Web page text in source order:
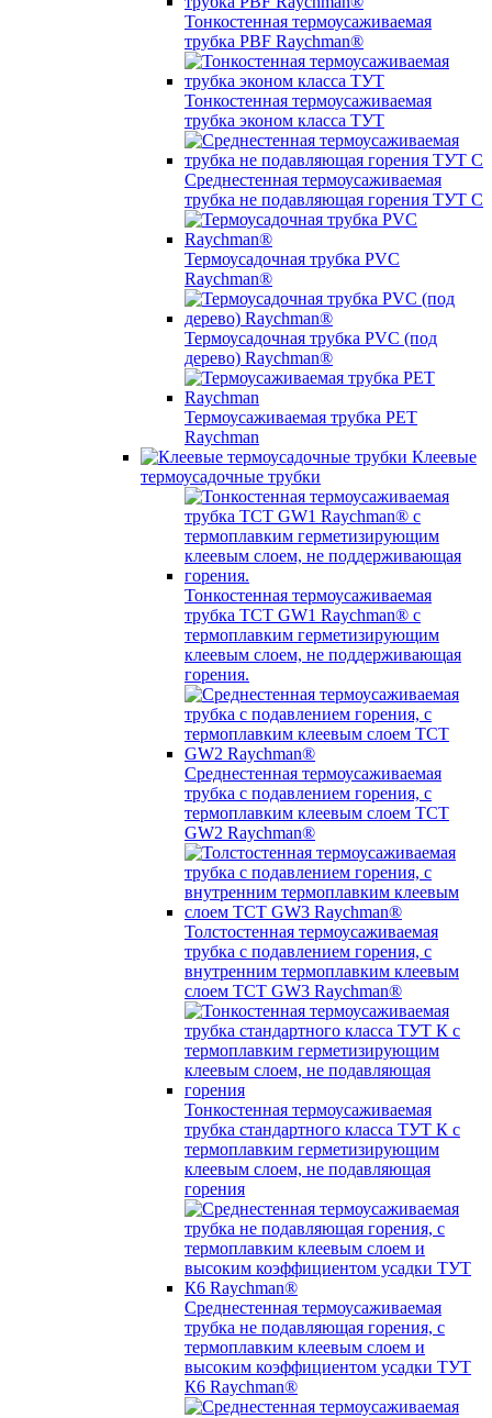
Тонкостенная термоусаживаемая
трубка PBF Raychman®
Тонкостенная термоусаживаемая
трубка эконом класса ТУТ
Среднестенная термоусаживаемая
трубка не подавляющая горения ТУТ С
Термоусадочная трубка PVC
Raychman®
Термоусадочная трубка PVC (под
дерево) Raychman®
Термоусаживаемая трубка PET
Raychman
Клеевые
термоусадочные трубки
Тонкостенная термоусаживаемая
трубка TCT GW1 Raychman® с
термоплавким герметизирующим
клеевым слоем, не поддерживающая
горения.
Среднестенная термоусаживаемая
трубка c подавлением горения, с
термоплавким клеевым слоем TCT
GW2 Raychman®
Толстостенная термоусаживаемая
трубка c подавлением горения, с
внутренним термоплавким клеевым
слоем TCT GW3 Raychman®
Тонкостенная термоусаживаемая
трубка стандартного класса ТУТ К с
термоплавким герметизирующим
клеевым слоем, не подавляющая
горения
Среднестенная термоусаживаемая
трубка не подавляющая горения, с
термоплавким клеевым слоем и
высоким коэффициентом усадки ТУТ
К6 Raychman®